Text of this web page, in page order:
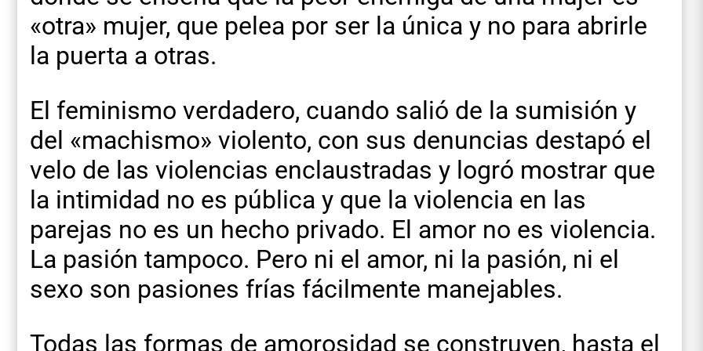
«otra» mujer, que pelea por ser la única y no para abrirle
la puerta a otras.
El feminismo verdadero, cuando salió de la sumisión y
del «machismo» violento, con sus denuncias destapó el
velo de las violencias enclaustradas y logró mostrar que
la intimidad no es pública y que la violencia en las
parejas no es un hecho privado. El amor no es violencia.
La pasión tampoco. Pero ni el amor, ni la pasión, ni el
sexo son pasiones frías fácilmente manejables.
Todas las formas de amorosidad se construyen, hasta el